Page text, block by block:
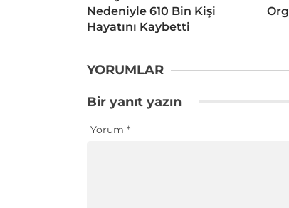
Nedeniyle 610 Bin Kişi
Hayatını Kaybetti
YORUMLAR
Bir yanıt yazın
Yorum *